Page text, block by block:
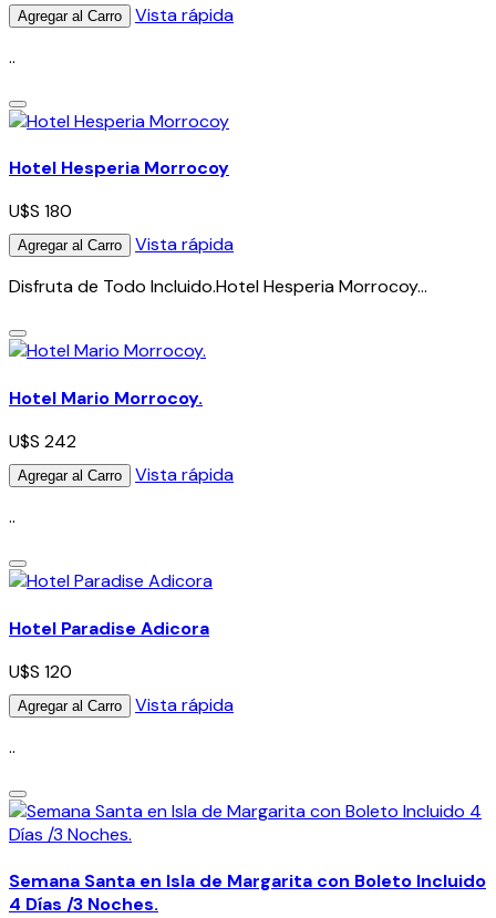
Agregar al Carro
Vista rápida
..
Hotel Hesperia Morrocoy
U$S 180
Agregar al Carro
Vista rápida
Disfruta de Todo Incluido.Hotel Hesperia Morrocoy...
Hotel Mario Morrocoy.
U$S 242
Agregar al Carro
Vista rápida
..
Hotel Paradise Adicora
U$S 120
Agregar al Carro
Vista rápida
..
Semana Santa en Isla de Margarita con Boleto Incluido
4 Días /3 Noches.